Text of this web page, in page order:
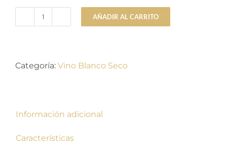
Calvente
AÑADIR AL CARRITO
Categoría: Vino Blanco Seco
Información adicional
Características